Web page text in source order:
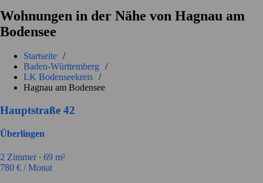
Wohnungen in der Nähe von Hagnau am
Bodensee
Startseite /
Baden-Württemberg /
LK Bodenseekreis /
Hagnau am Bodensee
Hauptstraße 42
Überlingen
2 Zimmer ∙ 69 m²
780 € / Monat